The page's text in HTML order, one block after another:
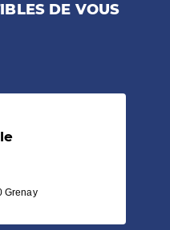
DE VOUS
Grenay